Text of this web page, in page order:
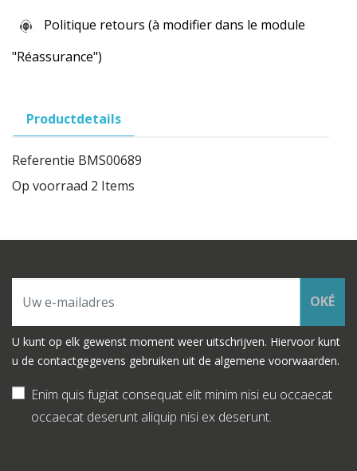
Politique retours (à modifier dans le module
"Réassurance")
Productdetails
Referentie BMS00689
Op voorraad 2 Items
OKÉ
U kunt op elk gewenst moment weer uitschrijven. Hiervoor kunt
u de contactgegevens gebruiken uit de algemene voorwaarden.
Enim quis fugiat consequat elit minim nisi eu occaecat
occaecat deserunt aliquip nisi ex deserunt.